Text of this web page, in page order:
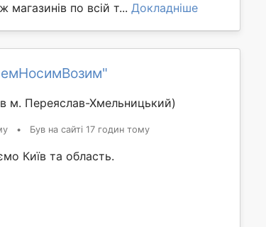
магазинів по всій т... Докладніше
м. Переяслав-Хмельницький)
• Був на сайті 17 годин тому
Київ та область.